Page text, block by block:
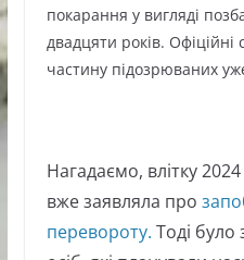
покарання у вигляді
двадцяти років. Офіційні
частину підозрюваних
Нагадаємо, влітку
вже заявляла про
перевороту. Тоді було